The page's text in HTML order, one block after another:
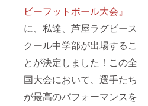
ビーフットボール大会』
に、私達、芦屋ラグビース
クール中学部が出場するこ
とが決定しました！この全
国大会において、選手たち
が最高のパフォーマンスを